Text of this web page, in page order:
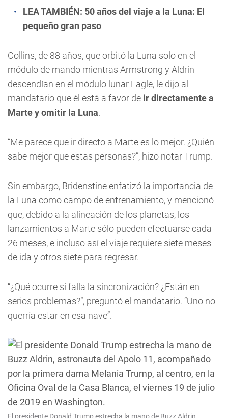
LEA TAMBIÉN: 50 años del viaje a la Luna: El
pequeño gran paso
Collins, de 88 años, que orbitó la Luna solo en el
módulo de mando mientras Armstrong y Aldrin
descendían en el módulo lunar Eagle, le dijo al
mandatario que él está a favor de ir directamente a
Marte y omitir la Luna.
“Me parece que ir directo a Marte es lo mejor. ¿Quién
sabe mejor que estas personas?”, hizo notar Trump.
Sin embargo, Bridenstine enfatizó la importancia de
la Luna como campo de entrenamiento, y mencionó
que, debido a la alineación de los planetas, los
lanzamientos a Marte sólo pueden efectuarse cada
26 meses, e incluso así el viaje requiere siete meses
de ida y otros siete para regresar.
“¿Qué ocurre si falla la sincronización? ¿Están en
serios problemas?”, preguntó el mandatario. “Uno no
querría estar en esa nave”.